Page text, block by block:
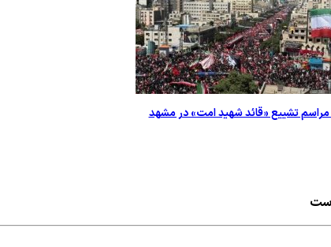
مراسم تشییع «قائد شهید امت» در مشهد